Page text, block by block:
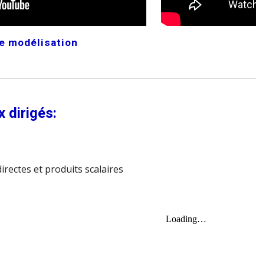
modélisation
dirigés:
et produits scalaires